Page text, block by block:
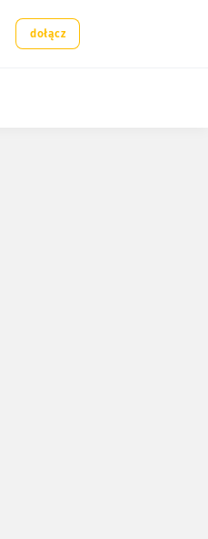
dołącz